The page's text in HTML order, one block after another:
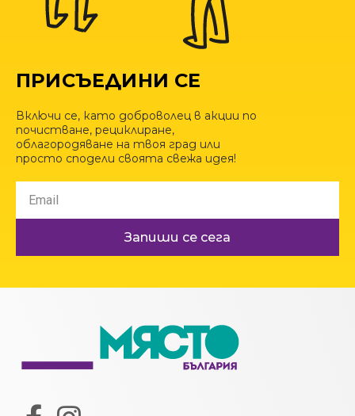
ПРИСЪЕДИНИ СЕ
Включи се, като доброволец в акции по
почистване, рециклиране,
облагородяване на твоя град или
просто сподели своята свежа идея!
Запиши се сега